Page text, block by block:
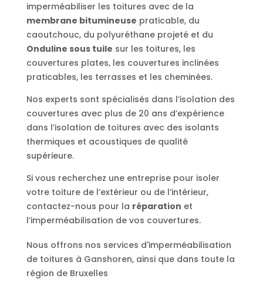
imperméabiliser les toitures avec de la
membrane bitumineuse praticable, du
caoutchouc, du polyuréthane projeté et du
Onduline sous tuile sur les toitures, les
couvertures plates, les couvertures inclinées
praticables, les terrasses et les cheminées.
Nos experts sont spécialisés dans l’isolation des
couvertures avec plus de 20 ans d’expérience
dans l’isolation de toitures avec des isolants
thermiques et acoustiques de qualité
supérieure.
Si vous recherchez une entreprise pour isoler
votre toiture de l’extérieur ou de l’intérieur,
contactez-nous pour la réparation et
l’imperméabilisation de vos couvertures.
Nous offrons nos services d'imperméabilisation
de toitures à Ganshoren, ainsi que dans toute la
région de Bruxelles